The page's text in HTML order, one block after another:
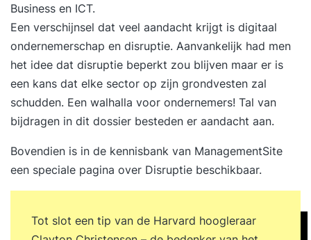
Business en ICT.
Een verschijnsel dat veel aandacht krijgt is digitaal
ondernemerschap en disruptie. Aanvankelijk had men
het idee dat disruptie beperkt zou blijven maar er is
een kans dat elke sector op zijn grondvesten zal
schudden. Een walhalla voor ondernemers! Tal van
bijdragen in dit dossier besteden er aandacht aan.
Bovendien is in de kennisbank van ManagementSite
een speciale pagina over Disruptie beschikbaar.
Tot slot een tip van de Harvard hoogleraar